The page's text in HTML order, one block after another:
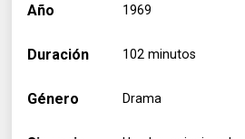
Año 1969
Duración 102 minutos
Género Drama